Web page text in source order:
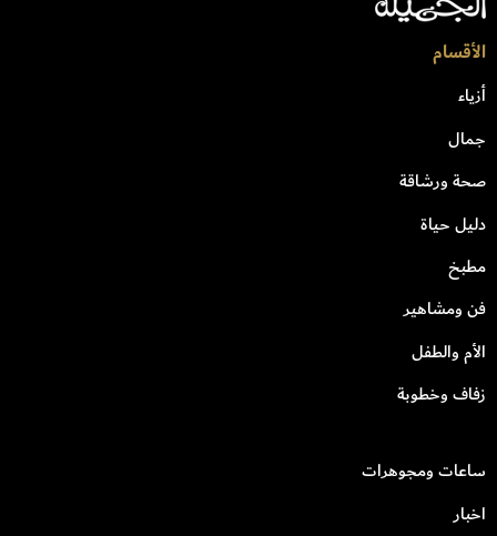
الأقسام
أزياء
جمال
صحة ورشاقة
دليل حياة
مطبخ
فن ومشاهير
الأم والطفل
زفاف وخطوبة
ساعات ومجوهرات
اخبار